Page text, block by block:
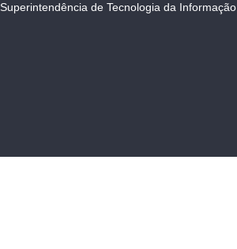
Superintendência de Tecnologia da Informação